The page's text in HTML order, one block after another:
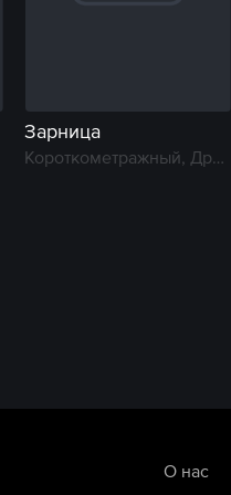
Зарница
Короткометражный, Драма, Молодежный
О нас